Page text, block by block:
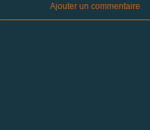
Ajouter un commentaire